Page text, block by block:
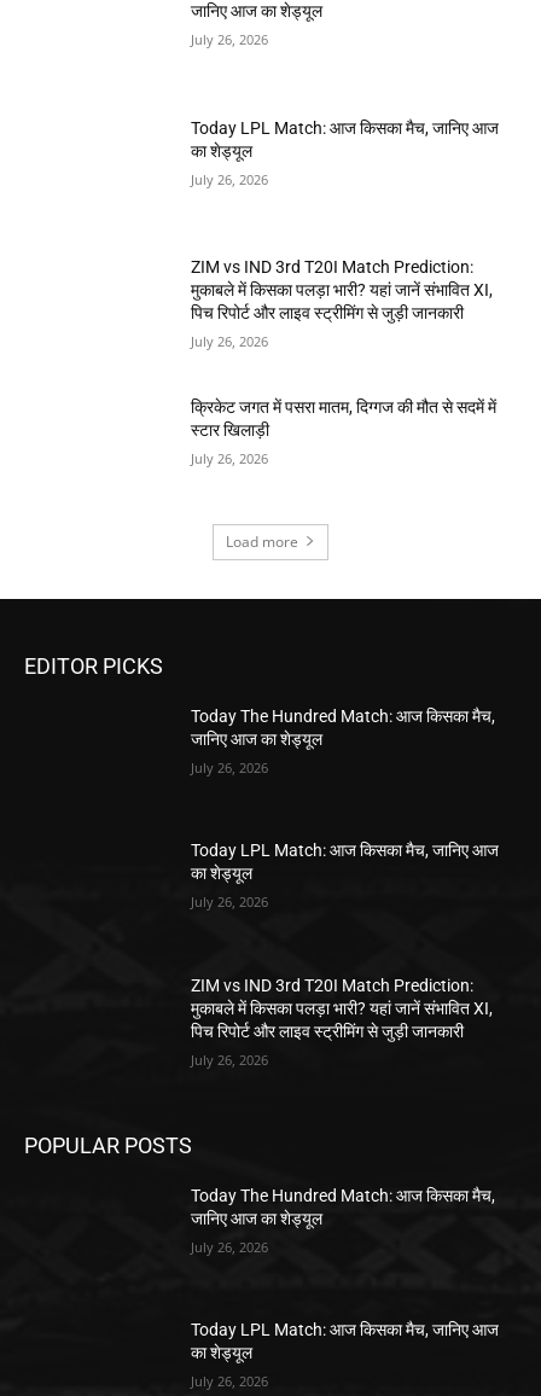
जानिए आज का शेड्यूल
July 26, 2026
Today LPL Match: आज किसका मैच, जानिए आज
का शेड्यूल
July 26, 2026
ZIM vs IND 3rd T20I Match Prediction:
मुकाबले में किसका पलड़ा भारी? यहां जानें संभावित XI,
पिच रिपोर्ट और लाइव स्ट्रीमिंग से जुड़ी जानकारी
July 26, 2026
क्रिकेट जगत में पसरा मातम, दिग्गज की मौत से सदमें में
स्टार खिलाड़ी
July 26, 2026
Load more
EDITOR PICKS
Today The Hundred Match: आज किसका मैच,
जानिए आज का शेड्यूल
July 26, 2026
Today LPL Match: आज किसका मैच, जानिए आज
का शेड्यूल
July 26, 2026
ZIM vs IND 3rd T20I Match Prediction:
मुकाबले में किसका पलड़ा भारी? यहां जानें संभावित XI,
पिच रिपोर्ट और लाइव स्ट्रीमिंग से जुड़ी जानकारी
July 26, 2026
POPULAR POSTS
Today The Hundred Match: आज किसका मैच,
जानिए आज का शेड्यूल
July 26, 2026
Today LPL Match: आज किसका मैच, जानिए आज
का शेड्यूल
July 26, 2026